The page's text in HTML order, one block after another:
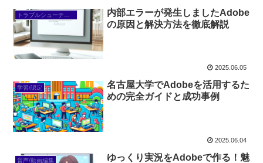
内部エラーが発生しましたAdobe
の原因と解決方法を徹底解説
2025.06.05
学習/認定
名古屋大学でAdobeを活用するた
めの完全ガイドと成功事例
2025.06.04
音声/動画編集
ゆっくり実況をAdobeで作る！魅